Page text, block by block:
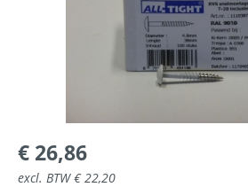
€ 26,86
excl. BTW € 22,20